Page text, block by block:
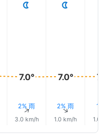
7.0°
2% 雨
↑
3.0 km/h
7.0°
2% 雨
↑
1.0 km/h
1%
1.0